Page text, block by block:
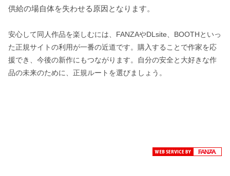
供給の場自体を失わせる原因となります。
安心して同人作品を楽しむには、FANZAやDLsite、BOOTHといっ
た正規サイトの利用が一番の近道です。購入することで作家を応
援でき、今後の新作にもつながります。自分の安全と大好きな作
品の未来のために、正規ルートを選びましょう。